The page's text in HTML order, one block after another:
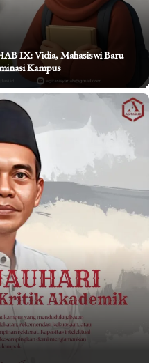
IX: Vidia, Mahasiswi Baru
Kampus